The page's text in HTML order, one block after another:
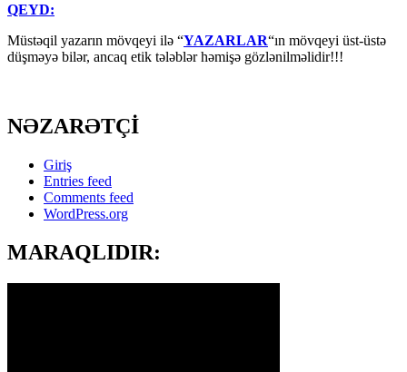
QEYD:
Müstəqil yazarın mövqeyi ilə “YAZARLAR“ın mövqeyi üst-üstə
düşməyə bilər, ancaq etik tələblər həmişə gözlənilməlidir!!!
NƏZARƏTÇİ
Giriş
Entries feed
Comments feed
WordPress.org
MARAQLIDIR: